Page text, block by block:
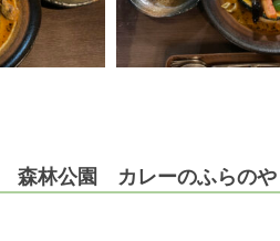
森林公園 カレーのふらのや